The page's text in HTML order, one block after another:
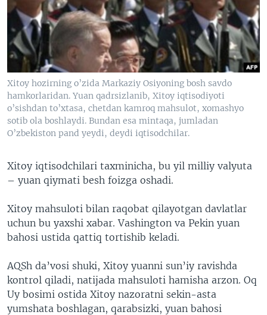
VIDEO
XABARLAR SURATLARDA
ODNOKLASSNIKI
TELEGRAM
TWITTER
SOUNDCLOUD
VOA
Xitoy hozirning o’zida Markaziy Osiyoning bosh savdo
hamkorlaridan. Yuan qadrsizlanib, Xitoy iqtisodiyoti
o’sishdan to’xtasa, chetdan kamroq mahsulot, xomashyo
sotib ola boshlaydi. Bundan esa mintaqa, jumladan
O’zbekiston pand yeydi, deydi iqtisodchilar.
Xitoy iqtisodchilari taxminicha, bu yil milliy valyuta
– yuan qiymati besh foizga oshadi.
Xitoy mahsuloti bilan raqobat qilayotgan davlatlar
uchun bu yaxshi xabar. Vashington va Pekin yuan
bahosi ustida qattiq tortishib keladi.
AQSh da’vosi shuki, Xitoy yuanni sun’iy ravishda
kontrol qiladi, natijada mahsuloti hamisha arzon. Oq
Uy bosimi ostida Xitoy nazoratni sekin-asta
yumshata boshlagan, qarabsizki, yuan bahosi